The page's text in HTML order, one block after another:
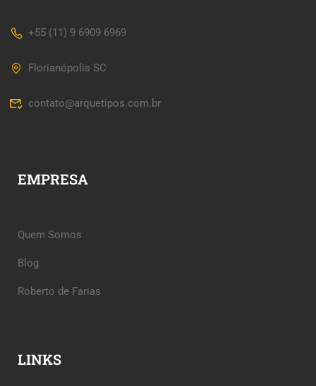
+55 (11) 9 6909 6969
Florianópolis SC
contato@arquetipos.com.br
EMPRESA
Quem Somos
Blog
Roberto de Farias
LINKS